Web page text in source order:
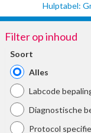
Hulptabel:
Filter op inhoud
Soort
Alles
Labcode
Diagnostische
Protocol